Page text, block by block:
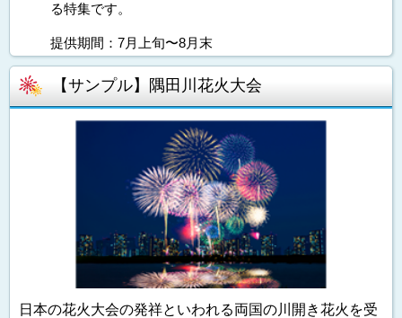
る特集です。
提供期間：7月上旬〜8月末
【サンプル】隅田川花火大会
日本の花火大会の発祥といわれる両国の川開き花火を受